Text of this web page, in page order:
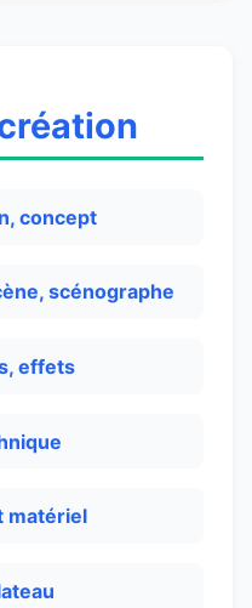
concept
scénographe
effets
matériel